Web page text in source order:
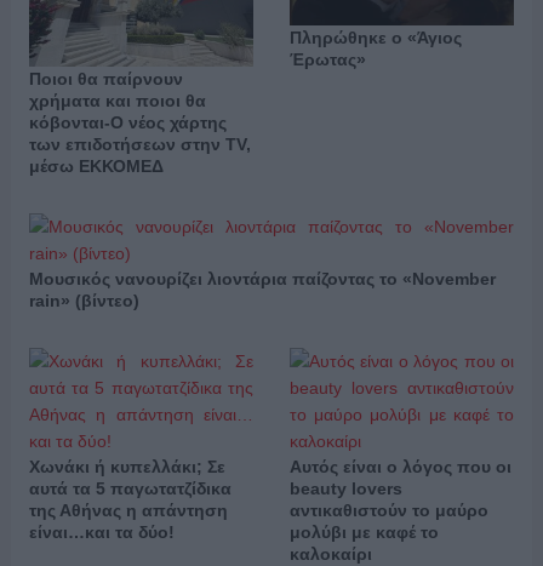
Ποιοι θα παίρνουν
χρήματα και ποιοι θα
κόβονται-Ο νέος χάρτης
των επιδοτήσεων στην TV,
μέσω ΕΚΚΟΜΕΔ
Πληρώθηκε ο «Άγιος
Έρωτας»
Μουσικός νανουρίζει λιοντάρια παίζοντας το «November
rain» (βίντεο)
Χωνάκι ή κυπελλάκι; Σε
αυτά τα 5 παγωτατζίδικα
της Αθήνας η απάντηση
είναι…και τα δύο!
Αυτός είναι ο λόγος που οι
beauty lovers
αντικαθιστούν το μαύρο
μολύβι με καφέ το
καλοκαίρι